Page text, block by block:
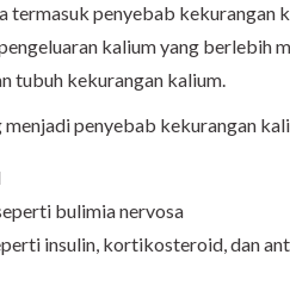
termasuk penyebab kekurangan
kalium yang berlebih
tubuh kekurangan kalium.
penyebab kekurangan
bulimia nervosa
insulin, kortikosteroid, dan